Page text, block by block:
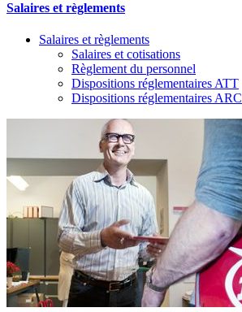
Salaires et règlements
Salaires et règlements
Salaires et cotisations
Règlement du personnel
Dispositions réglementaires ATT
Dispositions réglementaires ARC